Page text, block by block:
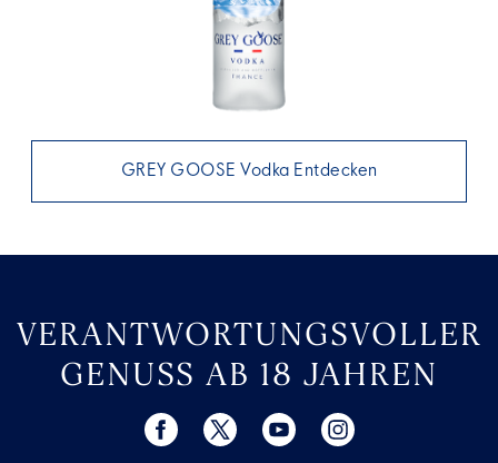
GREY GOOSE Vodka Entdecken
VERANTWORTUNGSVOLLER
GENUSS AB 18 JAHREN